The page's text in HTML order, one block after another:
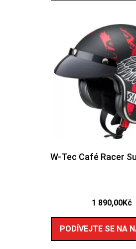
W-Tec Café Racer
1 890,00Kč
PODÍVEJTE SE NA